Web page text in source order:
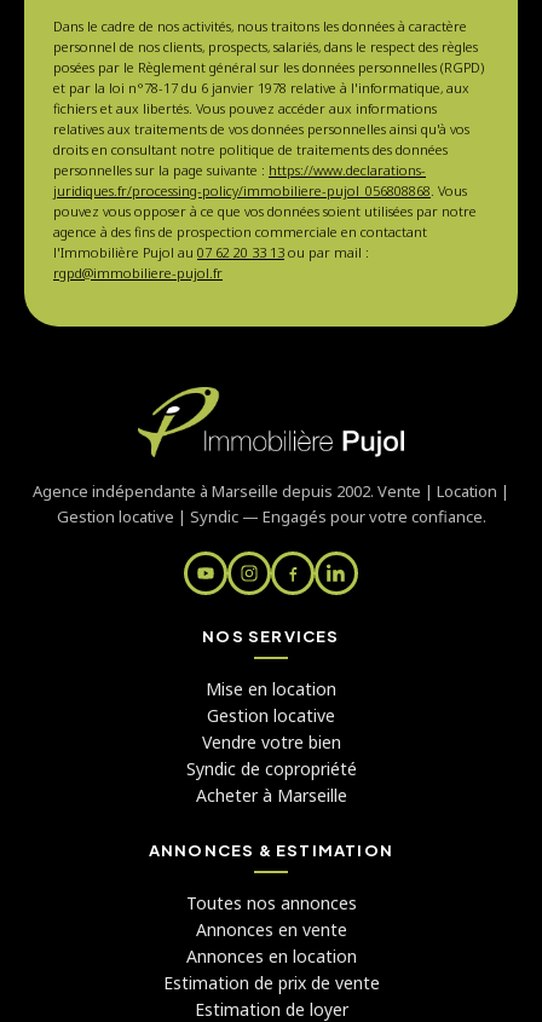
Dans le cadre de nos activités, nous traitons les données à caractère
personnel de nos clients, prospects, salariés, dans le respect des règles
posées par le Règlement général sur les données personnelles (RGPD)
et par la loi n°78-17 du 6 janvier 1978 relative à l'informatique, aux
fichiers et aux libertés. Vous pouvez accéder aux informations
relatives aux traitements de vos données personnelles ainsi qu'à vos
droits en consultant notre politique de traitements des données
personnelles sur la page suivante : https://www.declarations-
juridiques.fr/processing-policy/immobiliere-pujol_056808868 . Vous
pouvez vous opposer à ce que vos données soient utilisées par notre
agence à des fins de prospection commerciale en contactant
l'Immobilière Pujol au 07 62 20 33 13 ou par mail :
rgpd@immobiliere-pujol.fr
Agence indépendante à Marseille depuis 2002. Vente | Location |
Gestion locative | Syndic — Engagés pour votre confiance.
NOS SERVICES
Mise en location
Gestion locative
Vendre votre bien
Syndic de copropriété
Acheter à Marseille
ANNONCES & ESTIMATION
Toutes nos annonces
Annonces en vente
Annonces en location
Estimation de prix de vente
Estimation de loyer